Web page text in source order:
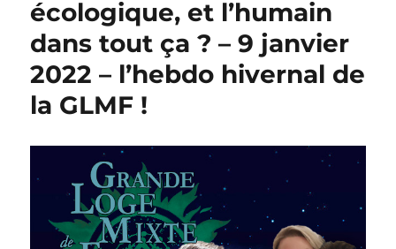
écologique, et l’humain
dans tout ça ? – 9 janvier
2022 – l’hebdo hivernal de
la GLMF !